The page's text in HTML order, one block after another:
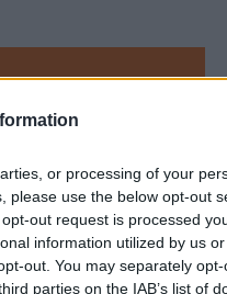
or processing of your
please use the below opt-out
out request is processed
information utilized by us
out. You may separately
parties on the IAB’s list of
korzyści
izotoniczne
w zawrotnym